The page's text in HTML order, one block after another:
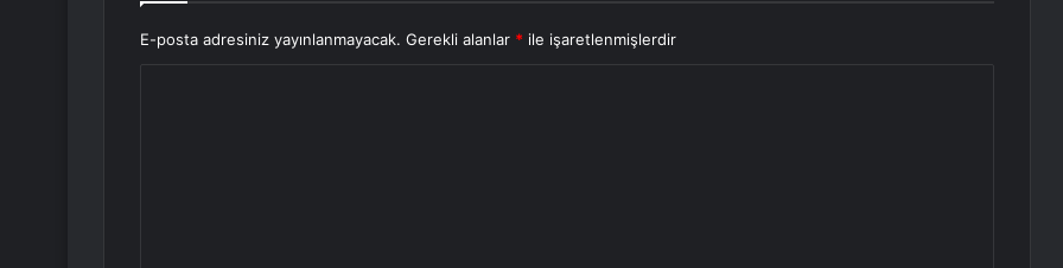
E-posta adresiniz yayınlanmayacak. Gerekli alanlar * ile işaretlenmişlerdir